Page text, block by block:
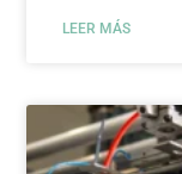
LEER MÁS